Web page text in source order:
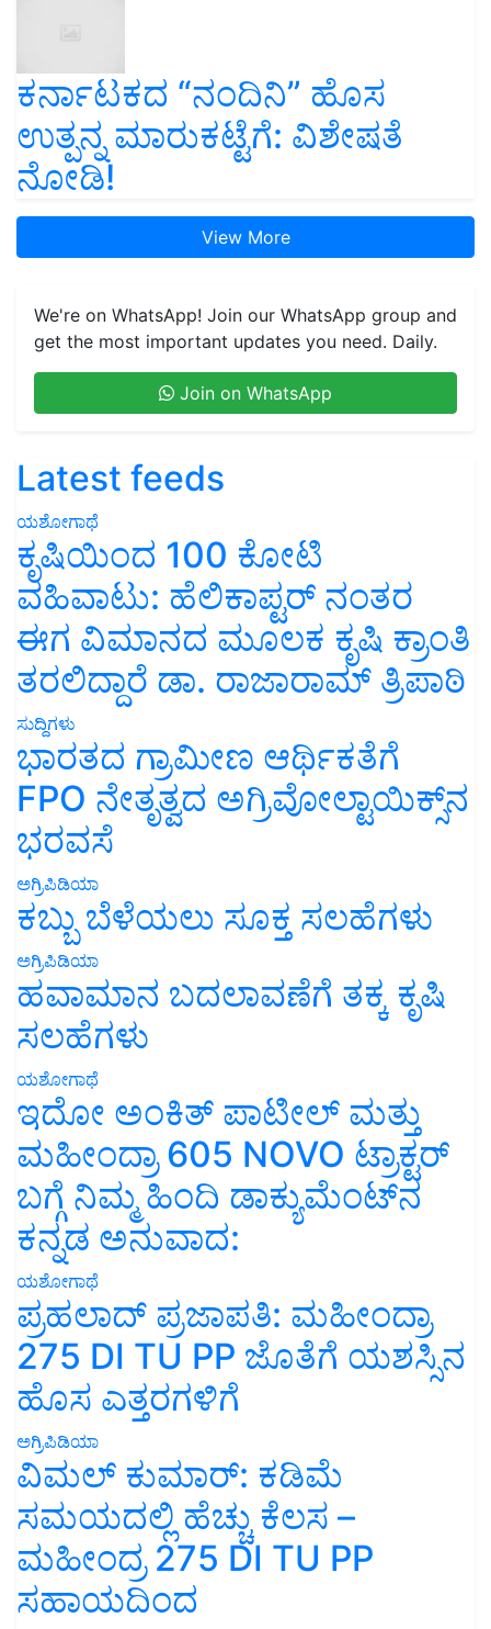
ಕರ್ನಾಟಕದ “ನಂದಿನಿ” ಹೊಸ
ಉತ್ಪನ್ನ ಮಾರುಕಟ್ಟೆಗೆ: ವಿಶೇಷತೆ
ನೋಡಿ!
View More
We're on WhatsApp! Join our WhatsApp group and
get the most important updates you need. Daily.
Join on WhatsApp
Latest feeds
ಯಶೋಗಾಥೆ
ಕೃಷಿಯಿಂದ 100 ಕೋಟಿ
ವಹಿವಾಟು: ಹೆಲಿಕಾಪ್ಟರ್ ನಂತರ
ಈಗ ವಿಮಾನದ ಮೂಲಕ ಕೃಷಿ ಕ್ರಾಂತಿ
ತರಲಿದ್ದಾರೆ ಡಾ. ರಾಜಾರಾಮ್ ತ್ರಿಪಾಠಿ
ಸುದ್ದಿಗಳು
ಭಾರತದ ಗ್ರಾಮೀಣ ಆರ್ಥಿಕತೆಗೆ
FPO ನೇತೃತ್ವದ ಅಗ್ರಿವೋಲ್ಟಾಯಿಕ್ಸ್‌ನ
ಭರವಸೆ
ಅಗ್ರಿಪಿಡಿಯಾ
ಕಬ್ಬು ಬೆಳೆಯಲು ಸೂಕ್ತ ಸಲಹೆಗಳು
ಅಗ್ರಿಪಿಡಿಯಾ
ಹವಾಮಾನ ಬದಲಾವಣೆಗೆ ತಕ್ಕ ಕೃಷಿ
ಸಲಹೆಗಳು
ಯಶೋಗಾಥೆ
ಇದೋ ಅಂಕಿತ್ ಪಾಟೀಲ್ ಮತ್ತು
ಮಹೀಂದ್ರಾ 605 NOVO ಟ್ರಾಕ್ಟರ್
ಬಗ್ಗೆ ನಿಮ್ಮ ಹಿಂದಿ ಡಾಕ್ಯುಮೆಂಟ್‌ನ
ಕನ್ನಡ ಅನುವಾದ:
ಯಶೋಗಾಥೆ
ಪ್ರಹಲಾದ್ ಪ್ರಜಾಪತಿ: ಮಹೀಂದ್ರಾ
275 DI TU PP ಜೊತೆಗೆ ಯಶಸ್ಸಿನ
ಹೊಸ ಎತ್ತರಗಳಿಗೆ
ಅಗ್ರಿಪಿಡಿಯಾ
ವಿಮಲ್ ಕುಮಾರ್: ಕಡಿಮೆ
ಸಮಯದಲ್ಲಿ ಹೆಚ್ಚು ಕೆಲಸ –
ಮಹೀಂದ್ರ 275 DI TU PP
ಸಹಾಯದಿಂದ